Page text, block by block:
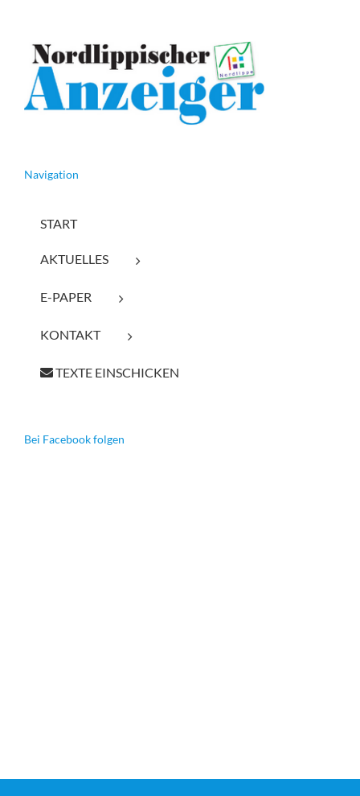
Navigation
START
AKTUELLES
E-PAPER
KONTAKT
TEXTE EINSCHICKEN
Bei Facebook folgen